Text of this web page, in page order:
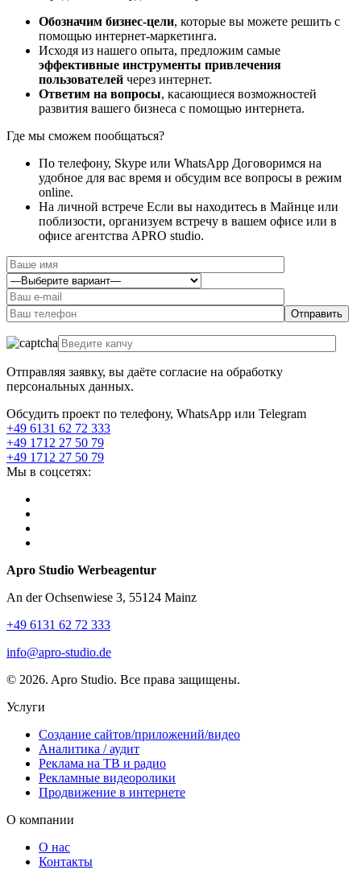
Обозначим бизнес-цели, которые вы можете решить с
помощью интернет-маркетинга.
Исходя из нашего опыта, предложим самые
эффективные инструменты привлечения
пользователей через интернет.
Ответим на вопросы, касающиеся возможностей
развития вашего бизнеса с помощью интернета.
Где мы сможем пообщаться?
По телефону, Skype или WhatsApp Договоримся на
удобное для вас время и обсудим все вопросы в режим
online.
На личной встрече Если вы находитесь в Майнце или
поблизости, организуем встречу в вашем офисе или в
офисе агентства APRO studio.
Отправляя заявку, вы даёте согласие на обработку
персональных данных.
Обсудить проект по телефону, WhatsApp или Telegram
+49 6131 62 72 333
+49 1712 27 50 79
+49 1712 27 50 79
Мы в соцсетях:
Apro Studio Werbeagentur
An der Ochsenwiese 3, 55124 Mainz
+49 6131 62 72 333
info@apro-studio.de
© 2026. Apro Studio. Все права защищены.
Услуги
Создание сайтов/приложений/видео
Аналитика / аудит
Реклама на ТВ и радио
Рекламные видеоролики
Продвижение в интернете
О компании
О нас
Контакты